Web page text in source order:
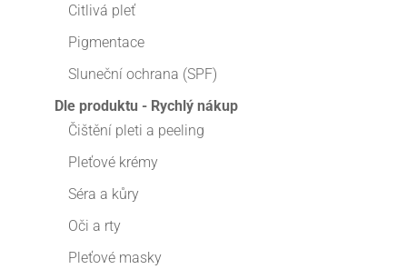
Citlivá pleť
Pigmentace
Sluneční ochrana (SPF)
Dle produktu - Rychlý nákup
Čištění pleti a peeling
Pleťové krémy
Séra a kůry
Oči a rty
Pleťové masky